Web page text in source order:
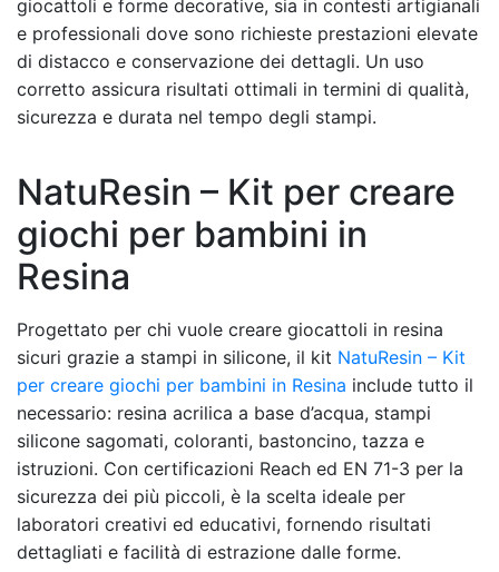
giocattoli e forme decorative, sia in contesti artigianali
e professionali dove sono richieste prestazioni elevate
di distacco e conservazione dei dettagli. Un uso
corretto assicura risultati ottimali in termini di qualità,
sicurezza e durata nel tempo degli stampi.
NatuResin – Kit per creare
giochi per bambini in
Resina
Progettato per chi vuole creare giocattoli in resina
sicuri grazie a stampi in silicone, il kit NatuResin – Kit
per creare giochi per bambini in Resina include tutto il
necessario: resina acrilica a base d’acqua, stampi
silicone sagomati, coloranti, bastoncino, tazza e
istruzioni. Con certificazioni Reach ed EN 71-3 per la
sicurezza dei più piccoli, è la scelta ideale per
laboratori creativi ed educativi, fornendo risultati
dettagliati e facilità di estrazione dalle forme.